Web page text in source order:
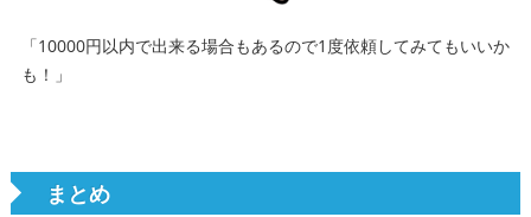
「10000円以内で出来る場合もあるので1度依頼してみてもいいか
も！」
まとめ